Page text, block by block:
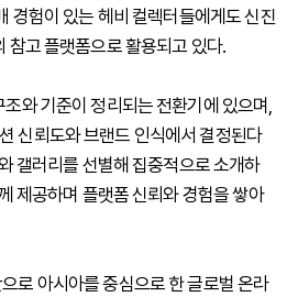
경험이 있는 헤비 컬렉터들에게도 신진
참고 플랫폼으로 활용되고 있다.
와 기준이 정리되는 전환기에 있으며,
신뢰도와 브랜드 인식에서 결정된다
갤러리를 선별해 집중적으로 소개하
제공하며 플랫폼 신뢰와 경험을 쌓아
로 아시아를 중심으로 한 글로벌 온라